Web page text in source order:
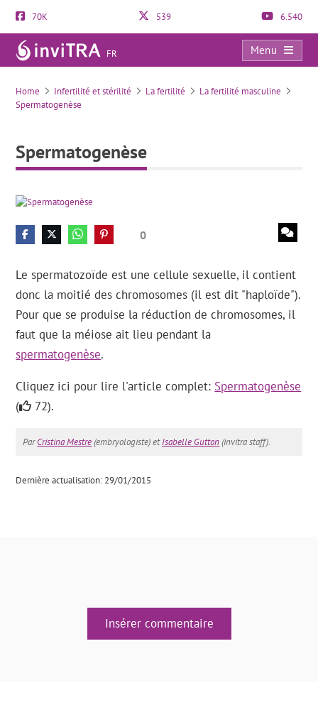
70K 539 6.540
FR
Menu
Spermatogenèse
Home Infertilité et stérilité La fertilité
La fertilité masculine
Spermatogenèse
Spermatogenèse
0
Le spermatozoïde est une cellule sexuelle, il contient
donc la moitié des chromosomes (il est dit "haploïde").
Pour que se produise la réduction de chromosomes, il
faut que la méiose ait lieu pendant la
spermatogenèse.
Cliquez ici pour lire l'article complet: Spermatogenèse
(
72).
ParCristina Mestre(embryologiste) etIsabelle Gutton(invitra staff).
Dernière actualisation: 29/01/2015
Insérer commentaire